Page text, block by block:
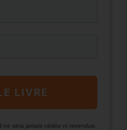
LIVRE
ne sera jamais cédée ni revendue.